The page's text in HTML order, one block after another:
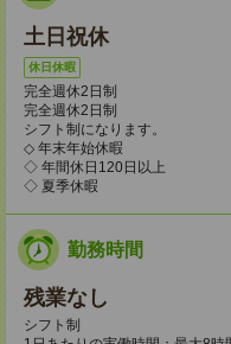
土日祝休
休日休暇
完全週休2日制
完全週休2日制
シフト制になります。
◇ 年末年始休暇
◇ 年間休日120日以上
◇ 夏季休暇
勤務時間
残業なし
シフト制